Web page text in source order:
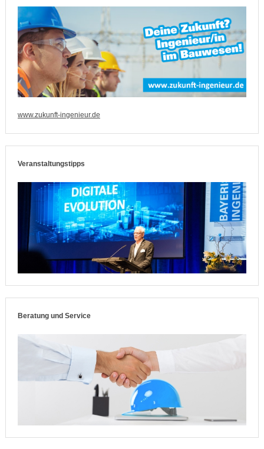
www.zukunft-ingenieur.de
Veranstaltungstipps
Beratung und Service